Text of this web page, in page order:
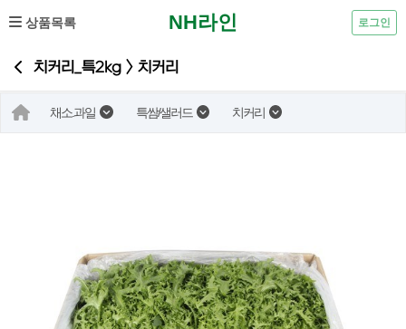
NH라인
상품목록 로그인
치커리_특2kg > 치커리
채소.과일 특쌈/샐러드 치커리